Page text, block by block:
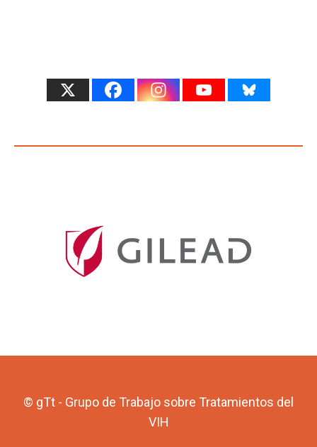
© gTt - Grupo de Trabajo sobre Tratamientos del
VIH